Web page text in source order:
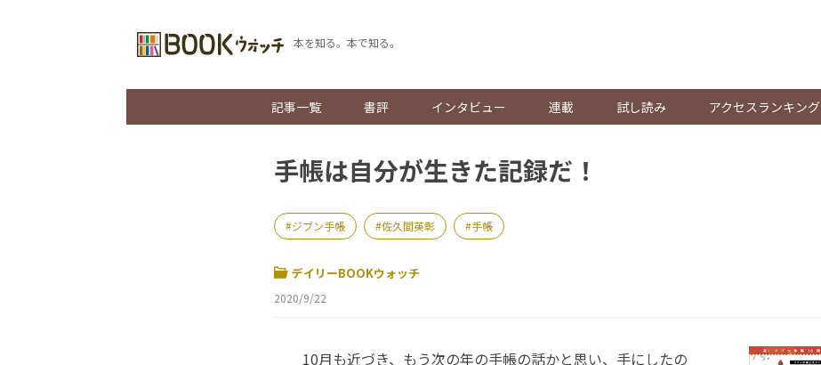
本を知る。本で知る。
記事一覧 書評 インタビュー 連載 試し読み アクセスランキング
手帳は自分が生きた記録だ！
ジブン手帳 佐久間英彰 手帳
デイリーBOOKウォッチ
2020/9/22
10月も近づき、もう次の年の手帳の話かと思い、手にしたの